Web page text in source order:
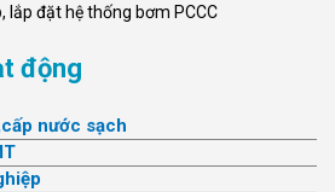
lắp đặt hệ thống bơm PCCC
động
nước sạch